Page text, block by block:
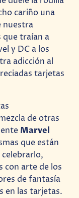
cariño una
nuestra
que traían a
y DC a los
adicción al
tarjetas
de otras
Marvel
que están
con arte de los
de fantasía
en las tarjetas.